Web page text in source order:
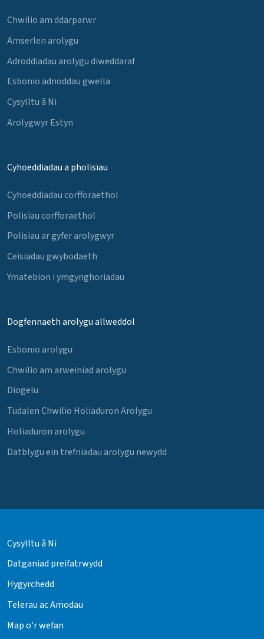
Chwilio am ddarparwr
Amserlen arolygu
Adroddiadau arolygu diweddaraf
Esbonio adnoddau gwella
Cysylltu â Ni
Arolygwyr Estyn
Cyhoeddiadau a pholisïau
Cyhoeddiadau corfforaethol
Polisïau corfforaethol
Polisïau ar gyfer arolygwyr
Ceisiadau gwybodaeth
Ymatebion i ymgynghoriadau
Dogfennaeth arolygu allweddol
Esbonio arolygu
Chwilio am arweiniad arolygu
Diogelu
Tudalen Chwilio Holiaduron Arolygu
Holiaduron arolygu
Datblygu ein trefniadau arolygu newydd
Cysylltu â Ni
Datganiad preifatrwydd
Hygyrchedd
Telerau ac Amodau
Map o’r wefan